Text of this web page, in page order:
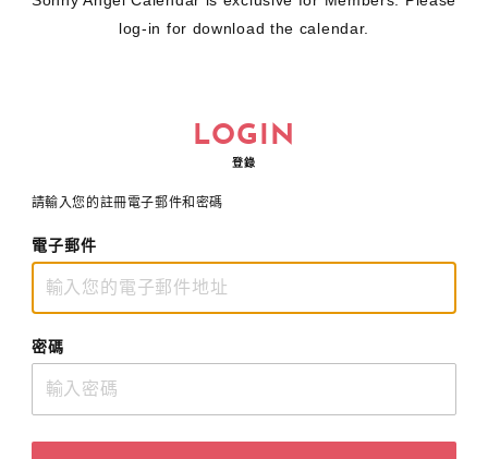
log-in for download the calendar.
LOGIN
登錄
請輸入您的註冊電子郵件和密碼
電子郵件
密碼